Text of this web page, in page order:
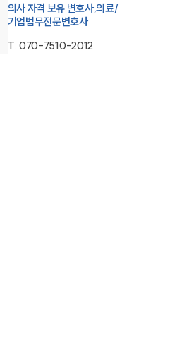
의사 자격 보유 변호사,의료/
기업법무전문변호사
T. 070-7510-2012